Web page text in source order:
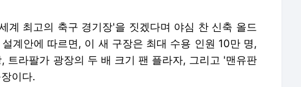
계 최고의 축구 경기장'을 짓겠다며 야심 찬 신축 올드
계안에 따르면, 이 새 구장은 최대 수용 인원 10만 명,
트라팔가 광장의 두 배 크기 팬 플라자, 그리고 '맨유판
이다.